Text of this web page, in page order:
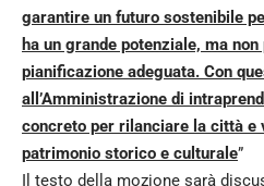
garantire un futuro sostenibile
ha un grande potenziale, ma
pianificazione adeguata. Con
all’Amministrazione di
concreto per rilanciare la città e
patrimonio storico e culturale”
Il testo della mozione sarà